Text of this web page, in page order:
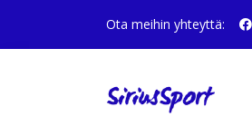
Ota meihin yhteyttä: